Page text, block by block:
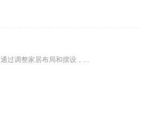
过调整家居布局和摆设，...